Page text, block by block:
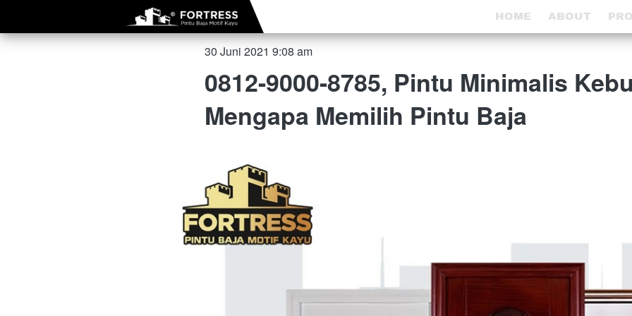
HOME ABOUT
HOME ABOUT
30 Juni 2021 9:08 am
0812-9000-8785, Pintu Minimalis
Mengapa Memilih Pintu Baja